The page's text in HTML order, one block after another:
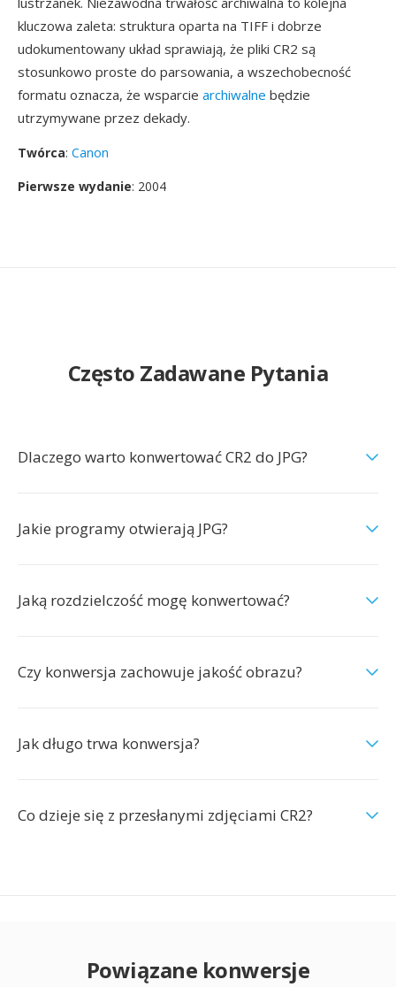
kluczowa zaleta: struktura oparta na TIFF i dobrze
udokumentowany układ sprawiają, że pliki CR2 są
stosunkowo proste do parsowania, a wszechobecność
formatu oznacza, że wsparcie archiwalne będzie
utrzymywane przez dekady.
Twórca: Canon
Pierwsze wydanie: 2004
Często Zadawane Pytania
Dlaczego warto konwertować CR2 do JPG?
Jakie programy otwierają JPG?
Jaką rozdzielczość mogę konwertować?
Czy konwersja zachowuje jakość obrazu?
Jak długo trwa konwersja?
Co dzieje się z przesłanymi zdjęciami CR2?
Powiązane konwersje